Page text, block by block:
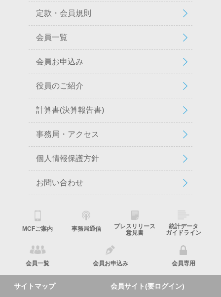
定款・会員規則
会員一覧
会員お申込み
役員のご紹介
計算書(決算報告書)
事務局・アクセス
個人情報保護方針
お問い合わせ
MCFご案内 事務局通信
プレスリリース
意見書
統計データ
ガイドライン
会員一覧 会員お申込み 会員専用
サイトマップ 会員サイト(要ログイン)